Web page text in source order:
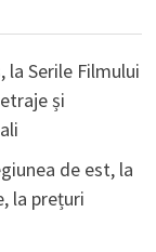
la Serile Filmului
și
de est, la
la prețuri